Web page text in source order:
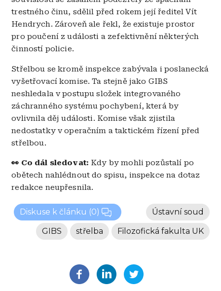
trestného činu, sdělil před rokem její ředitel Vít
Hendrych. Zároveň ale řekl, že existuje prostor
pro poučení z události a zefektivnění některých
činností policie.
Střelbou se kromě inspekce zabývala i poslanecká
vyšetřovací komise. Ta stejně jako GIBS
neshledala v postupu složek integrovaného
záchranného systému pochybení, která by
ovlivnila děj události. Komise však zjistila
nedostatky v operačním a taktickém řízení před
střelbou.
👀 Co dál sledovat: Kdy by mohli pozůstalí po
obětech nahlédnout do spisu, inspekce na dotaz
redakce neupřesnila.
Diskuse k článku (0) Ústavní soud
Filozofická fakulta UK
střelba
GIBS